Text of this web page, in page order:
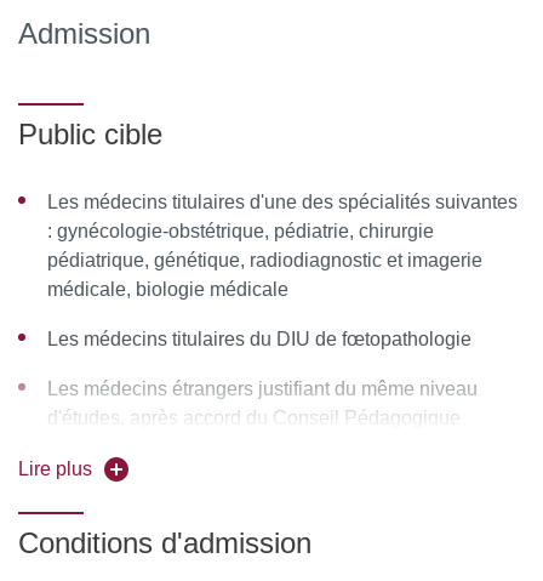
Jumeaux et pathologie endocrinienne
Chirurgie et thérapies fœtales
MOYENS PÉDAGOGIQUES ET TECHNIQUES
D’ENCADREMENT
Responsable pédagogique :
Pr. Yves Ville –
Gynécologue Obstétricien, Professeur des Universités-
hôpital Necker Enfant Malades, Coordinateur Centre de
Scientifique de la Fédération.
Admission
Public cible
Les médecins titulaires d'une des spécialités suivantes
: gynécologie-obstétrique, pédiatrie, chirurgie
pédiatrique, génétique, radiodiagnostic et imagerie
médicale, biologie médicale
Les médecins titulaires du DIU de fœtopathologie
Les médecins étrangers justifiant du même niveau
d'études, après accord du Conseil Pédagogique
Les étudiants en cours de D.E.S.
Lire plus
Conditions d'admission